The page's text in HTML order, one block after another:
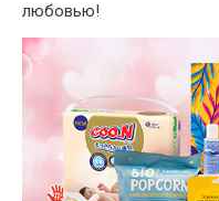
любовью!